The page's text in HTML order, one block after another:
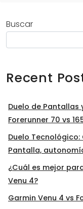
Buscar
Recent
Duelo de
Forerunner 70 vs
Duelo Tecnológico:
Pantalla,
¿Cuál es mejor
Venu 4?
Garmin Venu 4 vs